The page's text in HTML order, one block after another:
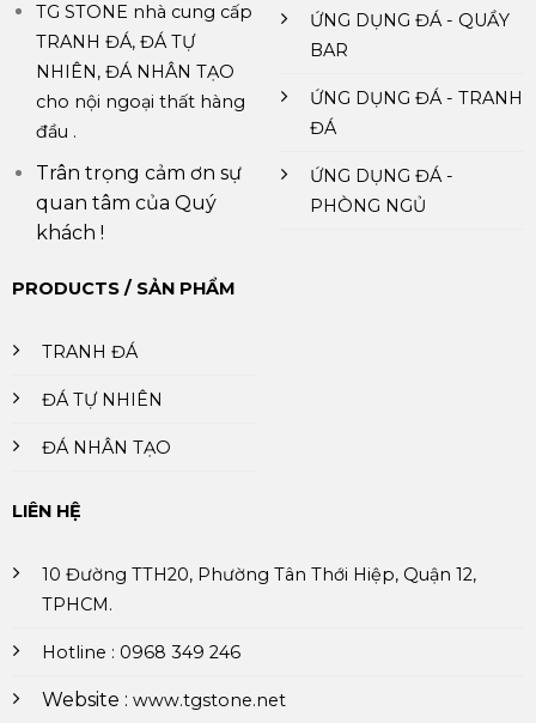
TG STONE nhà cung cấp
TRANH ĐÁ, ĐÁ TỰ
NHIÊN, ĐÁ NHÂN TẠO
cho nội ngoại thất hàng
đầu .
Trân trọng cảm ơn sự
quan tâm của Quý
khách !
ỨNG DỤNG ĐÁ - QUẦY
BAR
ỨNG DỤNG ĐÁ - TRANH
ĐÁ
ỨNG DỤNG ĐÁ -
PHÒNG NGỦ
PRODUCTS / SẢN PHẨM
TRANH ĐÁ
ĐÁ TỰ NHIÊN
ĐÁ NHÂN TẠO
LIÊN HỆ
10 Đường TTH20, Phường Tân Thới Hiệp, Quận 12,
TPHCM.
Hotline : 0968 349 246
Website : www.tgstone.net